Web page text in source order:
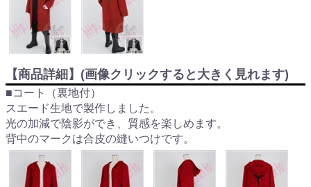
【商品詳細】(画像クリックすると大きく見れます)
■コート（裏地付）
スエード生地で製作しました。
光の加減で陰影ができ、質感を楽しめます。
背中のマークは合皮の縫いつけです。